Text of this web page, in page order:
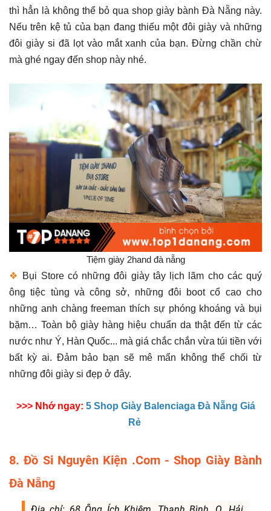
thì hẳn là không thể bỏ qua shop giày bành Đà Nẵng này.
Nếu trên kệ tủ của bạn đang thiếu một đôi giày và những
đôi giày si đã lọt vào mắt xanh của bạn. Đừng chần chừ
mà ghé ngay đến shop này nhé.
Tiệm giày 2hand đà nẵng
❖ Bụi Store có những đôi giày tây lịch lãm cho các quý
ông tiệc tùng và công sở, những đôi boot cổ cao cho
những anh chàng freeman thích sự phóng khoáng và bụi
bặm… Toàn bộ giày hàng hiệu chuẩn da thật đến từ các
nước như Ý, Hàn Quốc... mà giá chắc chắn vừa túi tiền với
bất kỳ ai. Đảm bảo bạn sẽ mê mẩn không thể chối từ
những đôi giày si đẹp ở đây.
>>> Nhớ ngay: 5 Shop Giày Balenciaga Đà Nẵng Giá
Rẻ
8. Đồ Si Nguyên Kiện .Com - Shop Giày Bành
Đà Nẵng